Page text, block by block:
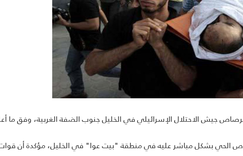
فلسطيني (24 عاما)، الثلاثاء "20 أكتوبر 2015 م"، برصاص جيش الاحتلال الإسرائيلي في الخليل جنوب الضفة
الحي بشكل مباشر عليه في منطقة "بيت عوا" في الخليل، مؤكدة أن